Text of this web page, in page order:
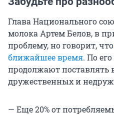
Глава Национального
молока Артем Белов, в
проблему, но говорит, что
ближайшее время. По
продолжают поставлять
дружественных и
— Еще 20% от